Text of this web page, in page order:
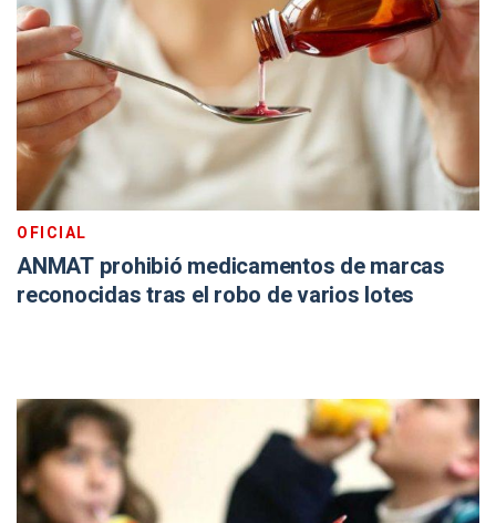
OFICIAL
ANMAT prohibió medicamentos de marcas
reconocidas tras el robo de varios lotes